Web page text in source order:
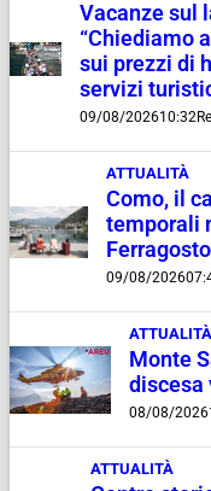
Vacanze sul
“Chiediamo
sui prezzi di
servizi
09/08/202610:32
ATTUALITÀ
Como, il
temporali
Ferragosto
09/08/2026
ATTUALITÀ
Monte
discesa
08/08/2026
ATTUALITÀ